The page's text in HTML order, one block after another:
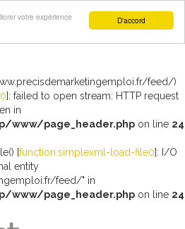
D'accord
votre expérience
feed/)
]: failed to open stream: HTTP request
in
page_header.php on line 24
[function.simplexml-load-file0]: I/O
entity
feed/" in
page_header.php on line 24